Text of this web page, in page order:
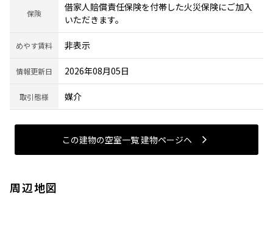
保険
借家人賠償責任保険を付帯した火災保険にご加入
いただきます。
めやす賃料 非表示
情報更新日 2026年08月05日
取引態様 媒介
この建物の空室一覧 建物ページヘ
周辺地図